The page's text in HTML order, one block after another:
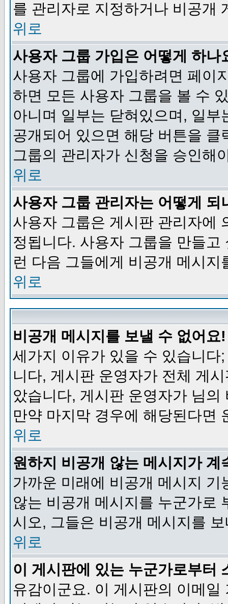
를 관리자로 지정하거나 비공개
위로
사용자 그룹 가입은 어떻게 하나
사용자 그룹에 가입하려면 페이
하면 모든 사용자 그룹을 볼 수
아니며 일부는 닫혀있으며, 일
공개되어 있으면 해당 버튼을
그룹의 관리자가 신청을 승인해
위로
사용자 그룹 관리자는 어떻게 되
사용자 그룹은 게시판 관리자에
정됩니다. 사용자 그룹을 만들
런 다음 그들에게 비공개 메시지
위로
비공개 메시지를 보낼 수 없어요!
세가지 이유가 있을 수 있습니
니다, 게시판 운영자가 전체 게
았습니다, 게시판 운영자가 님
만약 마지막 경우에 해당된다면
위로
원하지 비공개 않는 메시지가 계
가까운 미래에 비공개 메시지
않는 비공개 메시지를 누군가로
시오, 그들은 비공개 메시지를
위로
이 게시판에 있는 누군가로부터
유감이군요. 이 게시판의 이메